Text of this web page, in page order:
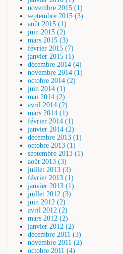
novembre 2015 (1)
septembre 2015 (3)
août 2015 (1)
juin 2015 (2)
mars 2015 (3)
février 2015 (7)
janvier 2015 (1)
décembre 2014 (4)
novembre 2014 (1)
octobre 2014 (2)
juin 2014 (1)
mai 2014 (2)
avril 2014 (2)
mars 2014 (1)
février 2014 (1)
janvier 2014 (2)
décembre 2013 (1)
octobre 2013 (1)
septembre 2013 (1)
août 2013 (3)
juillet 2013 (3)
février 2013 (1)
janvier 2013 (1)
juillet 2012 (3)
juin 2012 (2)
avril 2012 (2)
mars 2012 (2)
janvier 2012 (2)
décembre 2011 (3)
novembre 2011 (2)
octobre 2011 (4)